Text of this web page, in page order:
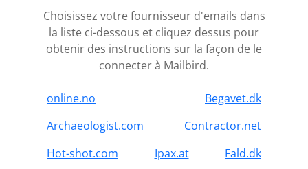
Choisissez votre fournisseur d'emails dans
la liste ci-dessous et cliquez dessus pour
obtenir des instructions sur la façon de le
connecter à Mailbird.
online.no
Begavet.dk
Archaeologist.com
Contractor.net
Hot-shot.com
Ipax.at Fald.dk